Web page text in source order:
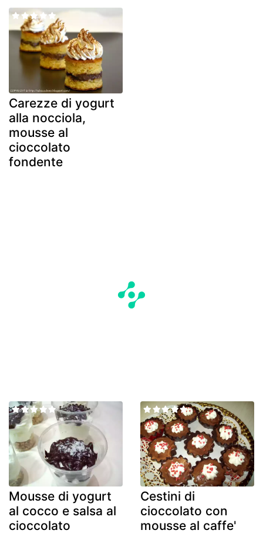
Carezze di yogurt
alla nocciola,
mousse al
cioccolato
fondente
Mousse di yogurt
al cocco e salsa al
cioccolato
Cestini di
cioccolato con
mousse al caffe'